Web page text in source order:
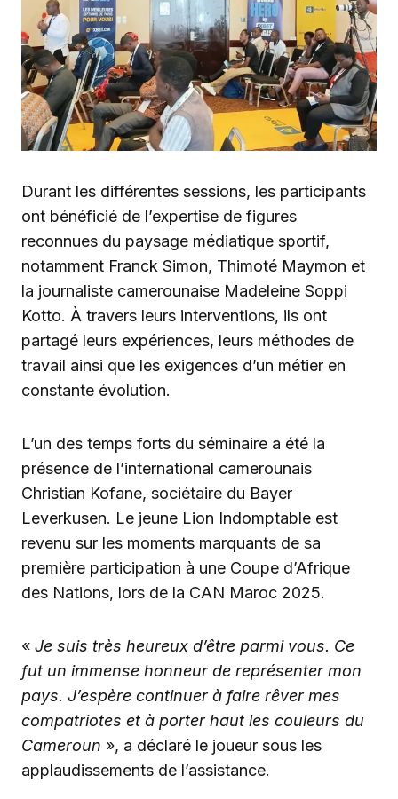
Durant les différentes sessions, les participants
ont bénéficié de l’expertise de figures
reconnues du paysage médiatique sportif,
notamment Franck Simon, Thimoté Maymon et
la journaliste camerounaise Madeleine Soppi
Kotto. À travers leurs interventions, ils ont
partagé leurs expériences, leurs méthodes de
travail ainsi que les exigences d’un métier en
constante évolution.
L’un des temps forts du séminaire a été la
présence de l’international camerounais
Christian Kofane, sociétaire du Bayer
Leverkusen. Le jeune Lion Indomptable est
revenu sur les moments marquants de sa
première participation à une Coupe d’Afrique
des Nations, lors de la CAN Maroc 2025.
« Je suis très heureux d’être parmi vous. Ce
fut un immense honneur de représenter mon
pays. J’espère continuer à faire rêver mes
compatriotes et à porter haut les couleurs du
Cameroun », a déclaré le joueur sous les
applaudissements de l’assistance.